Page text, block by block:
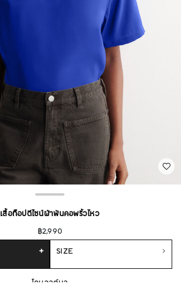
เสื้อท็อปดีไซน์ผ้าพันคอพริ้วไหว
฿2,990
SIZE
+
โคบอลต์บลู